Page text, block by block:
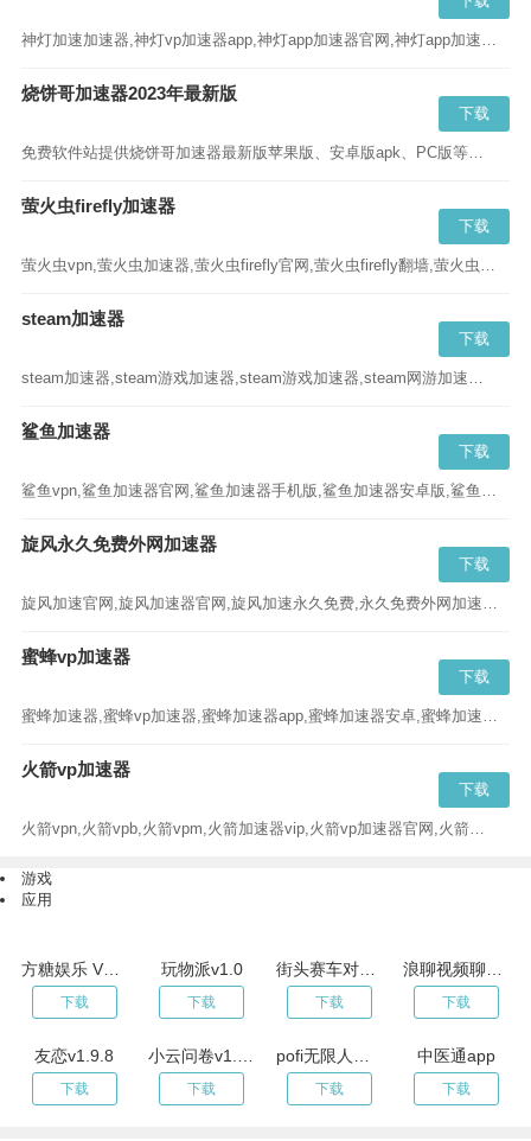
神灯加速加速器,神灯vp加速器app,神灯app加速器官网,神灯app加速器下载...
烧饼哥加速器2023年最新版
免费软件站提供烧饼哥加速器最新版苹果版、安卓版apk、PC版等版本的下载,烧饼哥NPV加速器2023年新春版蓝奏云、百度云请直接点击“立即下载”...
下载
萤火虫firefly加速器
萤火虫vpn,萤火虫加速器,萤火虫firefly官网,萤火虫firefly翻墙,萤火虫firefly下载,萤火虫firefly加速器,萤火虫加速器官网下载,萤火虫加速器安卓...
下载
steam加速器
steam加速器,steam游戏加速器,steam游戏加速器,steam网游加速器,steam社区加速器,免费steam加速器,steam加速器手机版...
下载
鲨鱼加速器
鲨鱼vpn,鲨鱼加速器官网,鲨鱼加速器手机版,鲨鱼加速器安卓版,鲨鱼加速器官网下载,鲨鱼加速器app...
下载
旋风永久免费外网加速器
旋风加速官网,旋风加速器官网,旋风加速永久免费,永久免费外网加速器,旋风永久免费外网加速器官网...
下载
蜜蜂vp加速器
蜜蜂加速器,蜜蜂vp加速器,蜜蜂加速器app,蜜蜂加速器安卓,蜜蜂加速器官网,蜜蜂加速器破解版,蜜蜂加速器最新版...
下载
火箭vp加速器
火箭vpn,火箭vpb,火箭vpm,火箭加速器vip,火箭vp加速器官网,火箭加速器app,火箭加速器官网,火箭加速器安卓版下载...
下载
游戏
应用
方糖娱乐 V5.8.0
下载
玩物派v1.0
下载
街头赛车对决-查尔斯小摩托v300
下载 下载
友恋v1.9.8
下载 下载 下载
中医通app
下载